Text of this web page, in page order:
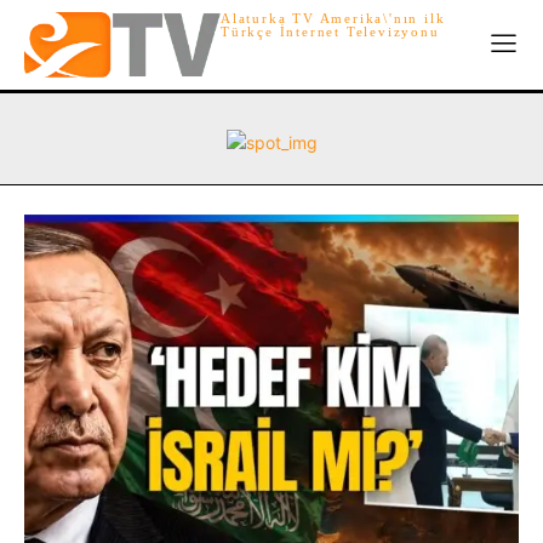
Alaturka TV Amerika\'nın ilk
Türkçe İnternet Televizyonu